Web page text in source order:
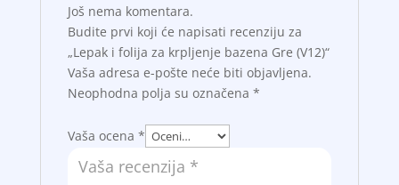
Još nema komentara.
Budite prvi koji će napisati recenziju za
„Lepak i folija za krpljenje bazena Gre (V12)“
Vaša adresa e-pošte neće biti objavljena.
Neophodna polja su označena *
Vaša ocena *